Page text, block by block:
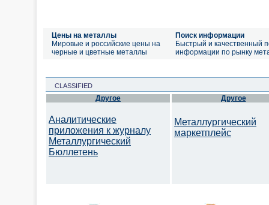
Цены на металлы
Мировые и российские цены на
черные и цветные металлы
Поиск информации
Быстрый и качественный
информации по рынку
CLASSIFIED
Другое
Аналитические
приложения к журналу
Металлургический
Бюллетень
Другое
Металлургический
маркетплейс